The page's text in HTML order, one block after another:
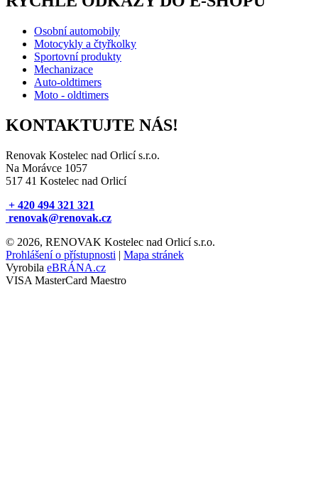
Osobní automobily
Motocykly a čtyřkolky
Sportovní produkty
Mechanizace
Auto-oldtimers
Moto - oldtimers
KONTAKTUJTE NÁS!
Renovak Kostelec nad Orlicí s.r.o.
Na Morávce 1057
517 41 Kostelec nad Orlicí
+ 420 494 321 321
renovak@renovak.cz
© 2026, RENOVAK Kostelec nad Orlicí s.r.o.
Prohlášení o přístupnosti | Mapa stránek
Vyrobila eBRÁNA.cz
VISA MasterCard Maestro